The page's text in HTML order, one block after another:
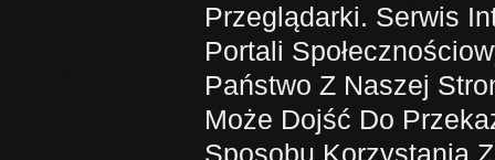
Przeglądarki. Serwis
Portali
Państwo Z Naszej
Może Dojść Do
Sposobu Korzystania